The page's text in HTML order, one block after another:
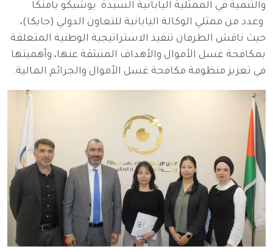
والتنمية في الممثلية اليابانية السيدة يوشيكو يامنكا
وعدد من ممثلي الوكالة اليابانية للتعاون الدولي (جايكا)،
حيث ناقش الطرفان تنفيذ الاستراتيجية الوطنية المتعلقة
بمكافحة غسل الأموال والأهداف المنبثقة عنها، وأهميتها
في تعزيز منظومة مكافحة غسل الأموال والجرائم المالية.
وحدة المتابعة المالية تجتمع مع الادارة العامة
للمعابر والحدود
مدير وحدة المتابعة المالية يستقبل مدير
العمليات المركزية في جهاز الاستخبارات
العسكرية والوفد المرافق له